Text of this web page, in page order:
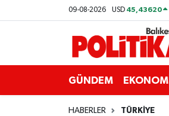
09-08-2026 USD 45,43620
GÜNDEM EKONOMİ
HABERLER TÜRKİYE
ASTROLOJİ
Balıkesir Nöbetçi Eczaneler
Balıkesir Hava Durumu
Balıkesir Namaz Vakitleri